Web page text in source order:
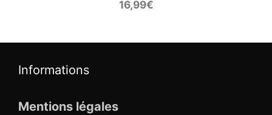
16,99€
Informations
Mentions légales